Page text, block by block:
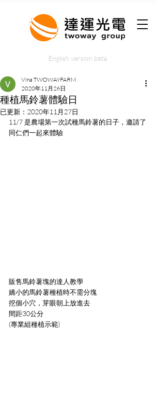
English version beta
種植馬鈴薯體驗日
Vina TWOWAYFARM
2020年11月26日
已更新： 2020年11月27日
11/7 是農場第一次試種馬鈴薯的日子，邀請了
同仁們一起來體驗
販售馬鈴薯塊的達人教學
嬌小的馬鈴薯種植時不需分塊
挖個小穴，芽眼朝上放進去
間距30公分
(專業組種植示範)